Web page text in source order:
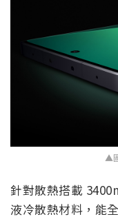
▲
針對散熱搭載
液冷散熱材料，能